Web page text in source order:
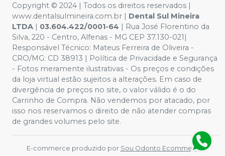
Copyright © 2024 | Todos os direitos reservados |
www.dentalsulmineira.com.br | Dental Sul Mineira
LTDA | 03.604.422/0001-64 | Rua José Florentino da
Silva, 220 - Centro, Alfenas - MG CEP 37.130-021|
Responsável Técnico: Mateus Ferreira de Oliveira -
CRO/MG: CD 38913 | Política de Privacidade e Segurança
- Fotos meramente ilustrativas - Os preços e condições
da loja virtual estão sujeitos a alterações. Em caso de
divergência de preços no site, o valor válido é o do
Carrinho de Compra. Não vendemos por atacado, por
isso nos reservamos o direito de não atender compras
de grandes volumes pelo site.
E-commerce produzido por Sou Odonto Ecommerce.